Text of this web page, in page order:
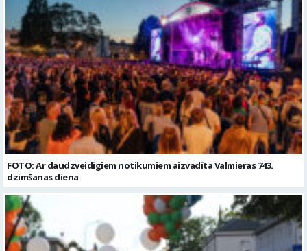
FOTO: Ar daudzveidīgiem notikumiem aizvadīta Valmieras 743.
dzimšanas diena